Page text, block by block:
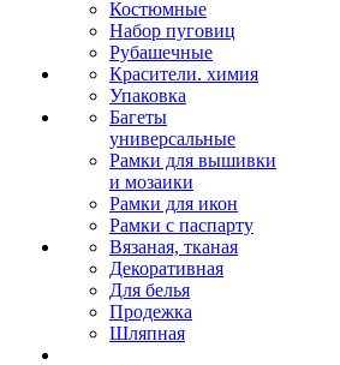
Костюмные
Набор пуговиц
Рубашечные
Красители. химия
Упаковка
Багеты
универсальные
Рамки для вышивки
и мозаики
Рамки для икон
Рамки с паспарту
Вязаная, тканая
Декоративная
Для белья
Продежка
Шляпная